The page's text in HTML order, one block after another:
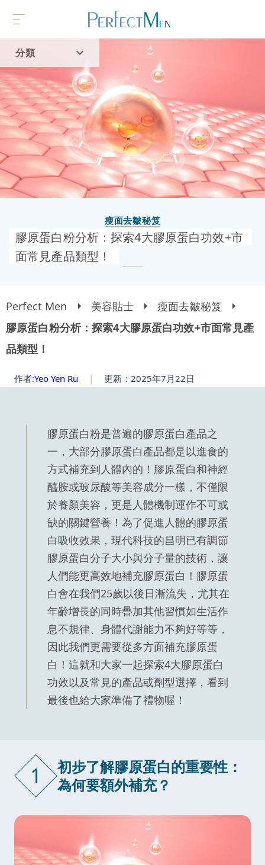
分類
首頁
流行趨勢
瘦面去皺秘笈
膠原蛋白粉分析：探索4大膠原蛋白功效+市
面常見產品類型！
Perfect Men 美容貼士
瘦面去皺秘笈
膠原蛋白粉分析：探索4大膠原蛋白功效+市面常見產
品類型！
作者:Yeo Yen Ru | 更新：2025年7月22日
膠原蛋白粉是普遍的膠原蛋白產品之
一，大部分膠原蛋白產品都是以進食的
方式補充到人體內的！膠原蛋白和神經
醯胺或玻尿酸等美容成分一樣，不僅限
於養顏美容，更是人體機制運作不可或
缺的關鍵營養！為了促進人體的膠原蛋
白吸收效果，現代科技的昌明已有調節
膠原蛋白分子大小與分子量的技術，讓
人們能更高效地補充膠原蛋白！膠原蛋
白會在我們25歲以後日漸流失，尤其在
年齡增長的同時疊加其他習慣如生活作
息不規律、身體代謝能力不夠好等等，
因此我們更需要從多方面補充膠原蛋
白！這就和大家一起探索4大膠原蛋白
功效以及常見的產品或劑型選擇，看到
最後也給大家準備了禮物喔！
1
初步了解膠原蛋白的重要性：
為何要額外補充？